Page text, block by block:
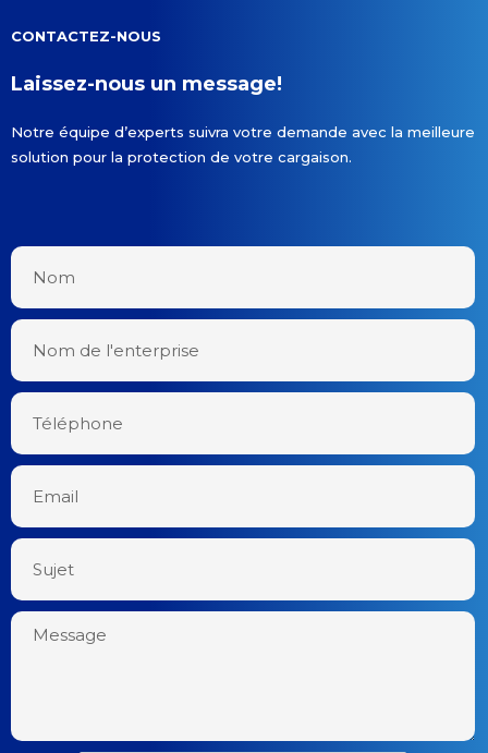
CONTACTEZ-NOUS
Laissez-nous un message!
Notre équipe d’experts suivra votre demande avec la meilleure
solution pour la protection de votre cargaison.